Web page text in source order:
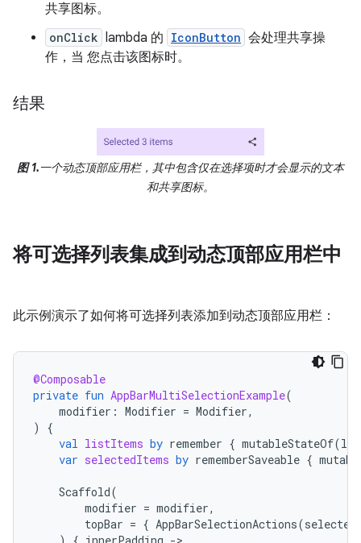
共享图标。
onClick lambda 的 IconButton 会处理共享操
作，当 您点击该图标时。
结果
图 1.一个动态顶部应用栏，其中包含仅在选择项时才会显示的文本
和共享图标。
将可选择列表集成到动态顶部应用栏中
此示例演示了如何将可选择列表添加到动态顶部应用栏：
@Composable
private fun AppBarMultiSelectionExample(
modifier : Modifier = Modifier,
)
{
val listItems by remember { mutableStateOf(
var selectedItems by rememberSaveable {
Scaffold(
modifier = modifier,
topBar = { AppBarSelectionActions(